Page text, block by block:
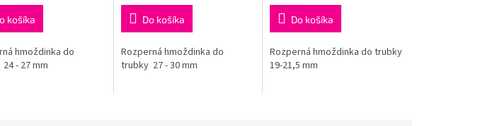
košíka
hmoždinka do
- 27 mm
Do košíka
Rozperná hmoždinka do
trubky 27 - 30 mm
Do košíka
Rozperná hmoždinka do trubky
19-21,5 mm